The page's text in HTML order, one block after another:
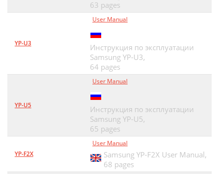
63 pages
YP-U3
User Manual
Инструкция по эксплуатации
Samsung YP-U3,
64 pages
YP-U5
User Manual
Инструкция по эксплуатации
Samsung YP-U5,
65 pages
YP-F2X
User Manual
Samsung YP-F2X User Manual,
68 pages